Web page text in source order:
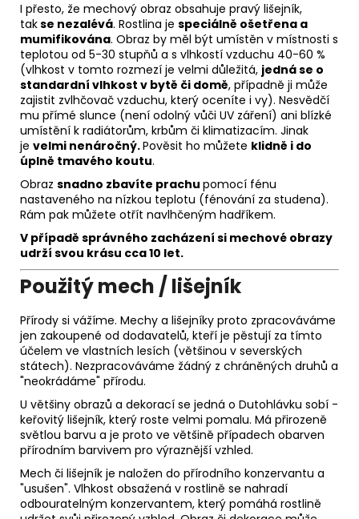
I přesto, že mechový obraz obsahuje pravý lišejník,
takse nezalévá. Rostlina je speciálně ošetřena a
mumifikována. Obraz by měl být umístěn v místnosti s
teplotou od 5-30 stupňů a s vlhkostí vzduchu 40-60 %
(vlhkost v tomto rozmezí je velmi důležitá, jedná se o
standardní vlhkost v bytě či domě, případně ji může
zajistit zvlhčovač vzduchu, který oceníte i vy). Nesvědčí
mu přímé slunce (není odolný vůči UV záření) ani blízké
umístění k radiátorům, krbům či klimatizacím. Jinak
je velmi nenáročný.Pověsit ho můžete klidně i do
úplně tmavého koutu.
Obraz snadno zbavíte prachu pomocí fénu
nastaveného na nízkou teplotu (fénování za studena).
Rám pak můžete otřít navlhčeným hadříkem.
V případě správného zacházení si mechové obrazy
udrží svou krásu cca 10 let.
Použitý mech / lišejník
Přírody si vážíme. Mechy a lišejníky proto zpracováváme
jen zakoupené od dodavatelů, kteří je pěstují za tímto
účelem ve vlastních lesích (většinou v severských
státech). Nezpracováváme žádný z chráněných druhů a
"neokrádáme" přírodu.
U většiny obrazů a dekorací se jedná o Dutohlávku sobí -
keřovitý lišejník, který roste velmi pomalu. Má přirozeně
světlou barvu a je proto ve většině případech obarven
přírodním barvivem pro výraznější vzhled.
Mech či lišejník je naložen do přírodního konzervantu a
"usušen". Vlhkost obsažená v rostlině se nahradí
odbouratelným konzervantem, který pomáhá rostlině